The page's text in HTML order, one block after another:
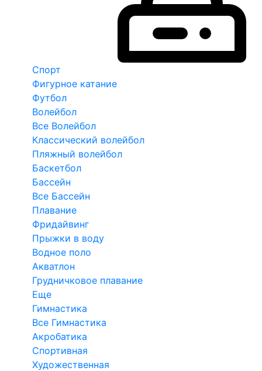
Спорт
Фигурное катание
Футбол
Волейбол
Все Волейбол
Классический волейбол
Пляжный волейбол
Баскетбол
Бассейн
Все Бассейн
Плавание
Фридайвинг
Прыжки в воду
Водное поло
Акватлон
Грудничковое плавание
Еще
Гимнастика
Все Гимнастика
Акробатика
Спортивная
Художественная